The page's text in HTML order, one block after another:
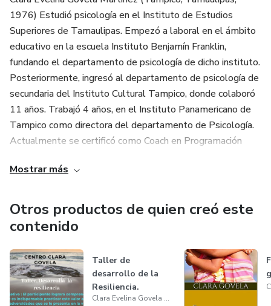
emociones y pensamientos, a tomar responsabilidad de
nuestras experiencias y a liberar las energías negativas que
nos impiden vivir plenamente. Al practicar estas
meditaciones de forma regular, podemos experimentar una
mayor paz interior, mejorar nuestras relaciones, fortalecer
1976) Estudió psicología en el Instituto de Estudios
Superiores de Tamaulipas. Empezó a laboral en el ámbito
educativo en la escuela Instituto Benjamín Franklin,
fundando el departamento de psicología de dicho instituto.
Posteriormente, ingresó al departamento de psicología de
secundaria del Instituto Cultural Tampico, donde colaboró
11 años. Trabajó 4 años, en el Instituto Panamericano de
Tampico como directora del departamento de Psicología.
Actualmente se certificó como Coach en Programación
2020) y se certificó en Ho´ponopono (septiembre 2020)
su experiencia se ha dado cuenta de la importancia de ser
guía en las escuelas en donde ha trabajado, y de fomentar
el sentido humano en las personas a través de los valores.
Está felizmente casada y es madre de dos hijos.
Mostrar más
Otros productos de quien creó este
contenido
Taller de
desarrollo de la
Resiliencia.
Clara Evelina Govela Martinez